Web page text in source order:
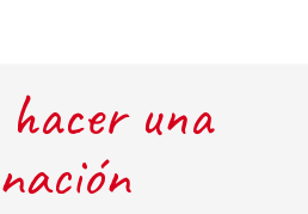
hacer una